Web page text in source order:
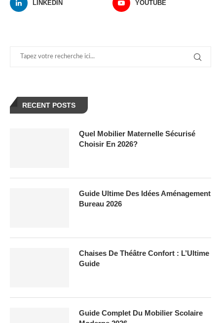
LINKEDIN YOUTUBE
RECENT POSTS
Quel Mobilier Maternelle Sécurisé
Choisir En 2026?
Guide Ultime Des Idées Aménagement
Bureau 2026
Chaises De Théâtre Confort : L’Ultime
Guide
Guide Complet Du Mobilier Scolaire